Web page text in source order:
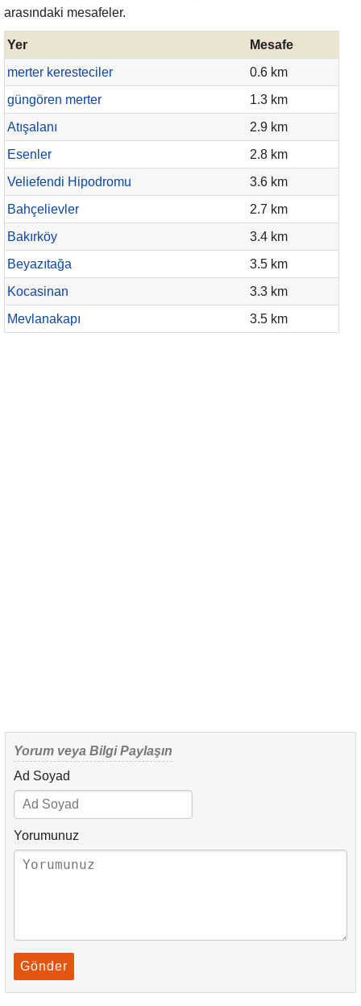
arasındaki mesafeler.
Yer
Mesafe
merter keresteciler
0.6 km
güngören merter
1.3 km
Atışalanı
2.9 km
Esenler
2.8 km
Veliefendi Hipodromu
3.6 km
Bahçelievler
2.7 km
Bakırköy
3.4 km
Beyazıtağa
3.5 km
Kocasinan
3.3 km
Mevlanakapı
3.5 km
Yorum veya Bilgi Paylaşın
Ad Soyad
Yorumunuz
Gönder